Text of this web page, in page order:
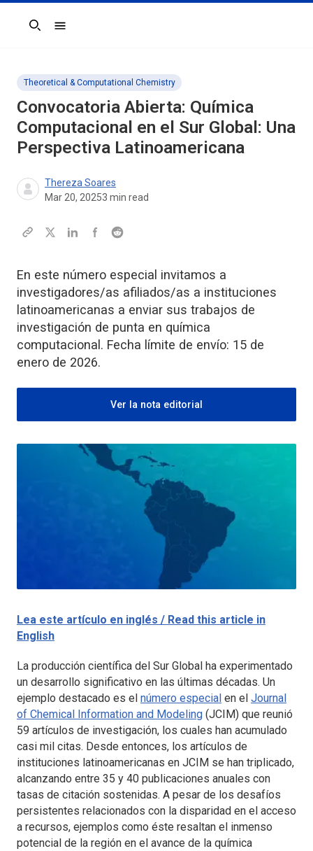
Search
Theoretical & Computational Chemistry
Convocatoria Abierta: Química
Computacional en el Sur Global: Una
Perspectiva Latinoamericana
Thereza Soares
Mar 20, 20253 min read
En este número especial invitamos a
investigadores/as afiliados/as a instituciones
latinoamericanas a enviar sus trabajos de
investigación de punta en química
computacional. Fecha límite de envío: 15 de
enero de 2026.
Ver la nota editorial
Lea este artículo en inglés / Read this article in
English
La producción científica del Sur Global ha experimentado
un desarrollo significativo en las últimas décadas. Un
ejemplo destacado es el número especial en el Journal
of Chemical Information and Modeling (JCIM) que reunió
59 artículos de investigación, los cuales han acumulado
casi mil citas. Desde entonces, los artículos de
instituciones latinoamericanas en JCIM se han triplicado,
alcanzando entre 35 y 40 publicaciones anuales con
tasas de citación sostenidas. A pesar de los desafíos
persistentes relacionados con la disparidad en el acceso
a recursos, ejemplos como éste resaltan el inmenso
potencial de la región en el avance de la química